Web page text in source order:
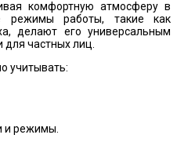
комфортную атмосферу в
режимы работы, такие как
делают его универсальным
для частных лиц.
учитывать:
и режимы.